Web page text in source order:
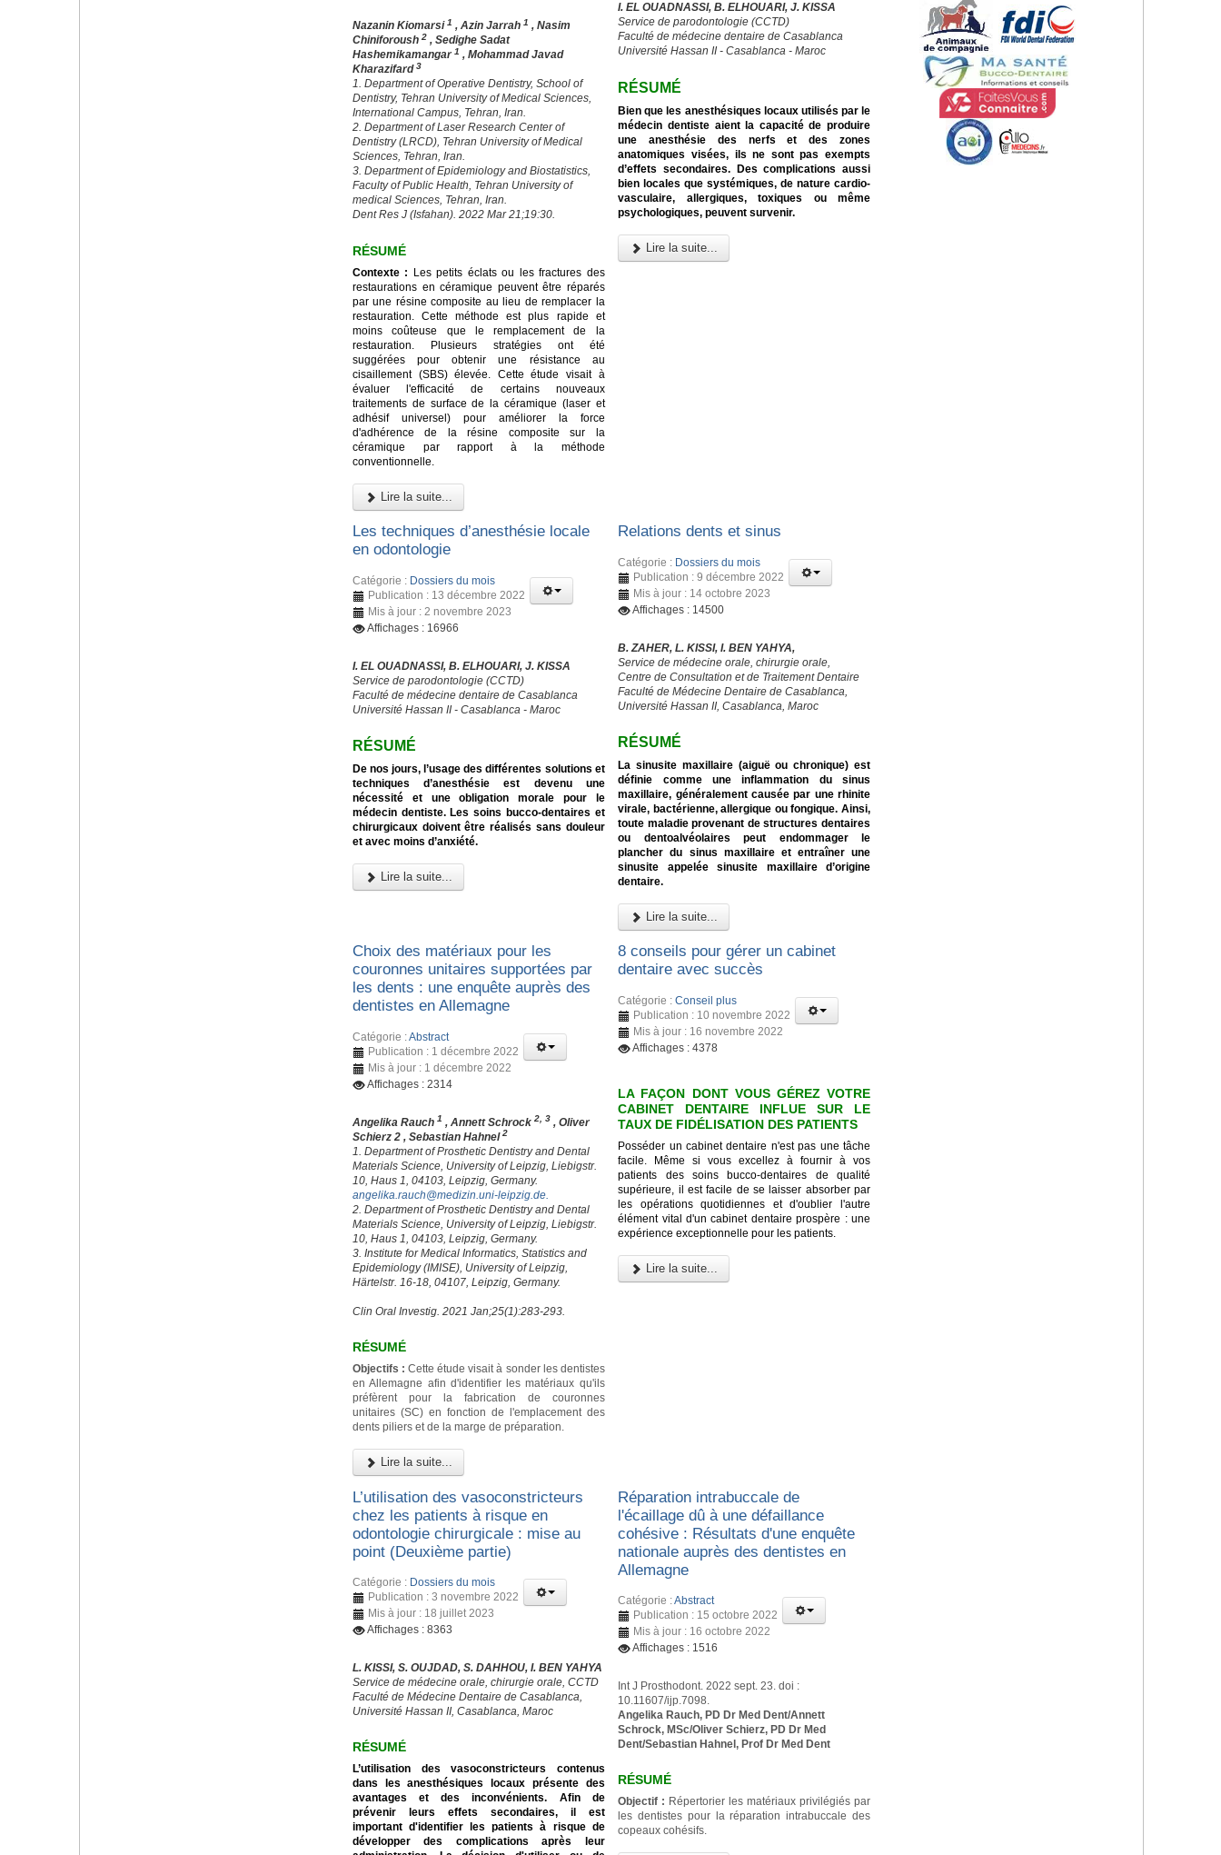
Nazanin Kiomarsi 1 , Azin Jarrah 1 , Nasim
Chiniforoush 2 , Sedighe Sadat
Hashemikamangar 1 , Mohammad Javad
Kharazifard3
1. Department of Operative Dentistry, School of
Dentistry, Tehran University of Medical Sciences,
International Campus, Tehran, Iran.
2. Department of Laser Research Center of
Dentistry (LRCD), Tehran University of Medical
Sciences, Tehran, Iran.
3. Department of Epidemiology and Biostatistics,
Faculty of Public Health, Tehran University of
medical Sciences, Tehran, Iran.
Dent Res J (Isfahan). 2022 Mar 21;19:30.
RÉSUMÉ
Contexte : Les petits éclats ou les fractures des
restaurations en céramique peuvent être réparés
par une résine composite au lieu de remplacer la
restauration. Cette méthode est plus rapide et
moins coûteuse que le remplacement de la
restauration. Plusieurs stratégies ont été
suggérées pour obtenir une résistance au
cisaillement (SBS) élevée. Cette étude visait à
évaluer l'efficacité de certains nouveaux
traitements de surface de la céramique (laser et
adhésif universel) pour améliorer la force
d'adhérence de la résine composite sur la
céramique par rapport à la méthode
conventionnelle.
Lire la suite...
I. EL OUADNASSI, B. ELHOUARI, J. KISSA
Service de parodontologie (CCTD)
Faculté de médecine dentaire de Casablanca
Université Hassan II - Casablanca - Maroc
RÉSUMÉ
Bien que les anesthésiques locaux utilisés par le
médecin dentiste aient la capacité de produire
une anesthésie des nerfs et des zones
anatomiques visées, ils ne sont pas exempts
d’effets secondaires. Des complications aussi
bien locales que systémiques, de nature cardio-
vasculaire, allergiques, toxiques ou même
psychologiques, peuvent survenir.
Lire la suite...
Les techniques d’anesthésie locale
en odontologie
Catégorie : Dossiers du mois
Publication : 13 décembre 2022
Mis à jour : 2 novembre 2023
Affichages : 16966
I. EL OUADNASSI, B. ELHOUARI, J. KISSA
Service de parodontologie (CCTD)
Faculté de médecine dentaire de Casablanca
Université Hassan II - Casablanca - Maroc
RÉSUMÉ
De nos jours, l’usage des différentes solutions et
techniques d’anesthésie est devenu une
nécessité et une obligation morale pour le
médecin dentiste. Les soins bucco-dentaires et
chirurgicaux doivent être réalisés sans douleur
et avec moins d’anxiété.
Lire la suite...
Relations dents et sinus
Catégorie : Dossiers du mois
Publication : 9 décembre 2022
Mis à jour : 14 octobre 2023
Affichages : 14500
B. ZAHER, L. KISSI, I. BEN YAHYA,
Service de médecine orale, chirurgie orale,
Centre de Consultation et de Traitement Dentaire
Faculté de Médecine Dentaire de Casablanca,
Université Hassan II, Casablanca, Maroc
RÉSUMÉ
La sinusite maxillaire (aiguë ou chronique) est
définie comme une inflammation du sinus
maxillaire, généralement causée par une rhinite
virale, bactérienne, allergique ou fongique. Ainsi,
toute maladie provenant de structures dentaires
ou dentoalvéolaires peut endommager le
plancher du sinus maxillaire et entraîner une
sinusite appelée sinusite maxillaire d’origine
dentaire.
Lire la suite...
Choix des matériaux pour les
couronnes unitaires supportées par
les dents : une enquête auprès des
dentistes en Allemagne
Catégorie :Abstract
Publication : 1 décembre 2022
Mis à jour : 1 décembre 2022
Affichages : 2314
Angelika Rauch 1 , Annett Schrock 2, 3 , Oliver
Schierz 2 , Sebastian Hahnel2
1. Department of Prosthetic Dentistry and Dental
Materials Science, University of Leipzig, Liebigstr.
10, Haus 1, 04103, Leipzig, Germany.
angelika.rauch@medizin.uni-leipzig.de.
2. Department of Prosthetic Dentistry and Dental
Materials Science, University of Leipzig, Liebigstr.
10, Haus 1, 04103, Leipzig, Germany.
3. Institute for Medical Informatics, Statistics and
Epidemiology (IMISE), University of Leipzig,
Härtelstr. 16-18, 04107, Leipzig, Germany.
Clin Oral Investig. 2021 Jan;25(1):283-293.
RÉSUMÉ
Objectifs : Cette étude visait à sonder les dentistes
en Allemagne afin d'identifier les matériaux qu'ils
préfèrent pour la fabrication de couronnes
unitaires (SC) en fonction de l'emplacement des
dents piliers et de la marge de préparation.
Lire la suite...
8 conseils pour gérer un cabinet
dentaire avec succès
Catégorie :Conseil plus
Publication : 10 novembre 2022
Mis à jour : 16 novembre 2022
Affichages : 4378
LA FAÇON DONT VOUS GÉREZ VOTRE
CABINET DENTAIRE INFLUE SUR LE
TAUX DE FIDÉLISATION DES PATIENTS
Posséder un cabinet dentaire n'est pas une tâche
facile. Même si vous excellez à fournir à vos
patients des soins bucco-dentaires de qualité
supérieure, il est facile de se laisser absorber par
les opérations quotidiennes et d'oublier l'autre
élément vital d'un cabinet dentaire prospère : une
expérience exceptionnelle pour les patients.
Lire la suite...
L’utilisation des vasoconstricteurs
chez les patients à risque en
odontologie chirurgicale : mise au
point (Deuxième partie)
Catégorie : Dossiers du mois
Publication : 3 novembre 2022
Mis à jour : 18 juillet 2023
Affichages : 8363
L. KISSI, S. OUJDAD, S. DAHHOU, I. BEN YAHYA
Service de médecine orale, chirurgie orale, CCTD
Faculté de Médecine Dentaire de Casablanca,
Université Hassan II, Casablanca, Maroc
RÉSUMÉ
L’utilisation des vasoconstricteurs contenus
dans les anesthésiques locaux présente des
avantages et des inconvénients. Afin de
prévenir leurs effets secondaires, il est
important d'identifier les patients à risque de
développer des complications après leur
Réparation intrabuccale de
l'écaillage dû à une défaillance
cohésive : Résultats d'une enquête
nationale auprès des dentistes en
Allemagne
Catégorie :Abstract
Publication : 15 octobre 2022
Mis à jour : 16 octobre 2022
Affichages : 1516
Int J Prosthodont. 2022 sept. 23. doi :
10.11607/ijp.7098.
Angelika Rauch, PD Dr Med Dent/Annett
Schrock, MSc/Oliver Schierz, PD Dr Med
Dent/Sebastian Hahnel, Prof Dr Med Dent
RÉSUMÉ
Objectif : Répertorier les matériaux privilégiés par
les dentistes pour la réparation intrabuccale des
copeaux cohésifs.